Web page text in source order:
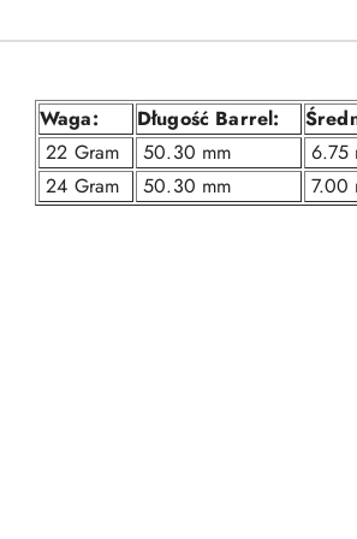
Waga: Długość Barrel:
22 Gram
50.30 mm
6.75
24 Gram
50.30 mm 7.00